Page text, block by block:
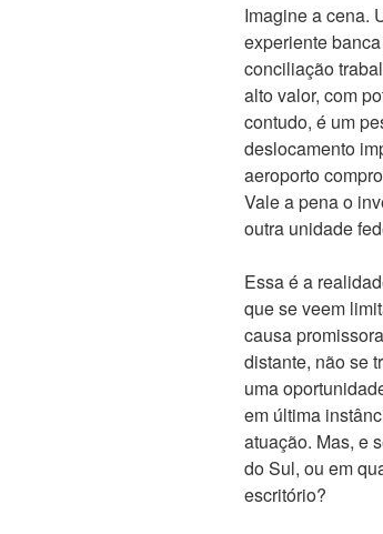
Imagine a cena.
experiente
conciliação
alto valor, com
contudo, é um
deslocamento
aeroporto
Vale a pena o
outra unidade
Essa é a
que se veem
causa
distante, não se
uma
em última
atuação. Mas, e
do Sul, ou em
escritório?